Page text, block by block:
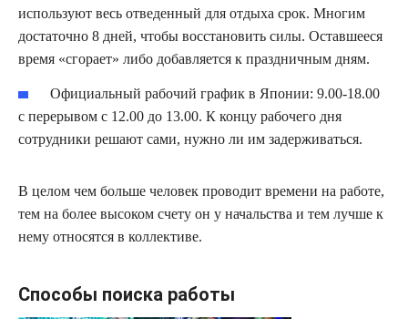
используют весь отведенный для отдыха срок. Многим
достаточно 8 дней, чтобы восстановить силы. Оставшееся
время «сгорает» либо добавляется к праздничным дням.
Официальный рабочий график в Японии: 9.00-18.00
с перерывом с 12.00 до 13.00. К концу рабочего дня
сотрудники решают сами, нужно ли им задерживаться.
В целом чем больше человек проводит времени на работе,
тем на более высоком счету он у начальства и тем лучше к
нему относятся в коллективе.
Способы поиска работы